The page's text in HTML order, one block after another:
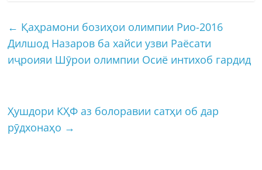
← Қаҳрамони бозиҳои олимпии Рио-2016
Дилшод Назаров ба хайси узви Раёсати
иҷроияи Шӯрои олимпии Осиё интихоб гардид
Ҳушдори КҲФ аз болоравии сатҳи об дар
рӯдхонаҳо →